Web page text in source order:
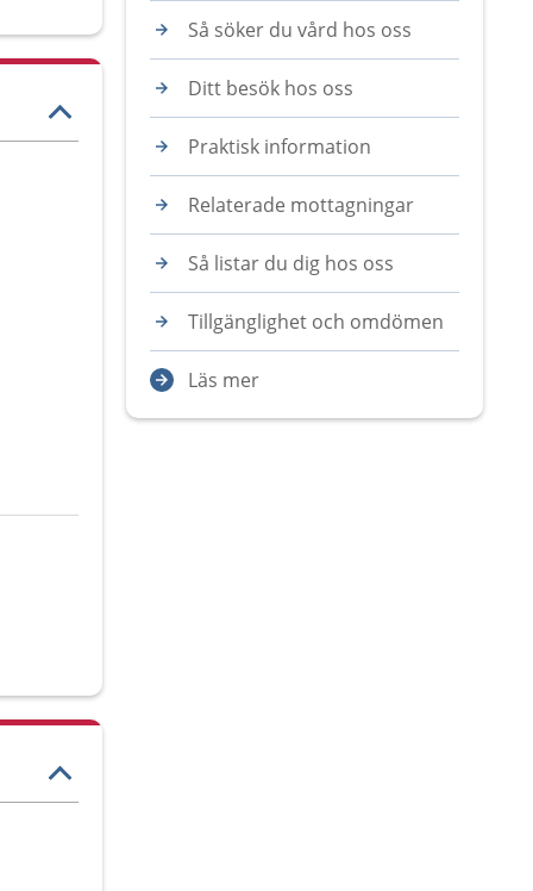
Så söker du vård hos oss
Ditt besök hos oss
Praktisk information
Relaterade mottagningar
Så listar du dig hos oss
Tillgänglighet och omdömen
Läs mer